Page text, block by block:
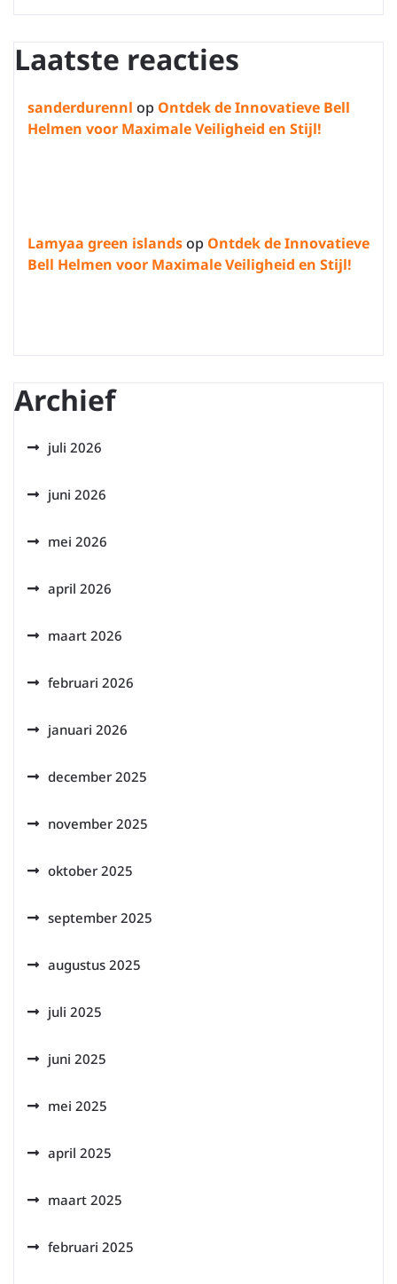
Laatste reacties
sanderdurennl op Ontdek de Innovatieve Bell
Helmen voor Maximale Veiligheid en Stijl!
Lamyaa green islandsop Ontdek de Innovatieve
Bell Helmen voor Maximale Veiligheid en Stijl!
Archief
juli 2026
juni 2026
mei 2026
april 2026
maart 2026
februari 2026
januari 2026
december 2025
november 2025
oktober 2025
september 2025
augustus 2025
juli 2025
juni 2025
mei 2025
april 2025
maart 2025
februari 2025